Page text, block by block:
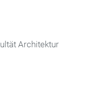
Architektur